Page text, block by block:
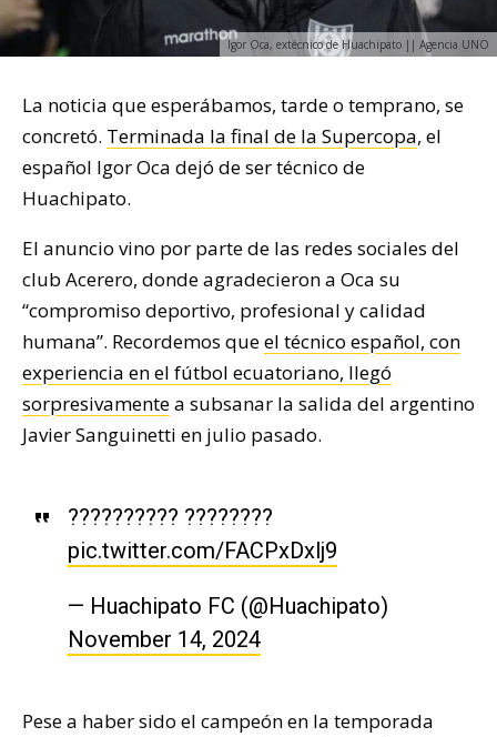
Igor Oca, extécnico de Huachipato || Agencia UNO
La noticia que esperábamos, tarde o temprano, se
concretó. Terminada la final de la Supercopa, el
español Igor Oca dejó de ser técnico de
Huachipato.
El anuncio vino por parte de las redes sociales del
club Acerero, donde agradecieron a Oca su
“compromiso deportivo, profesional y calidad
humana”. Recordemos queel técnico español, con
experiencia en el fútbol ecuatoriano, llegó
sorpresivamentea subsanar la salida del argentino
Javier Sanguinetti en julio pasado.
?????????? ????????
pic.twitter.com/FACPxDxlj9
— Huachipato FC (@Huachipato)
November 14, 2024
Pese a haber sido el campeón en la temporada